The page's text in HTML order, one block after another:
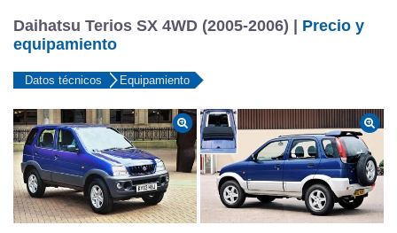
Daihatsu Terios SX 4WD (2005-2006) | Precio y
equipamiento
Datos técnicos Equipamiento